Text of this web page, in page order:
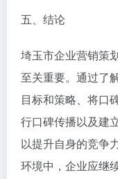
五、结论
埼玉市企业营销策
至关重要。通过了
目标和策略、将口
行口碑传播以及建
以提升自身的竞争
环境中，企业应继